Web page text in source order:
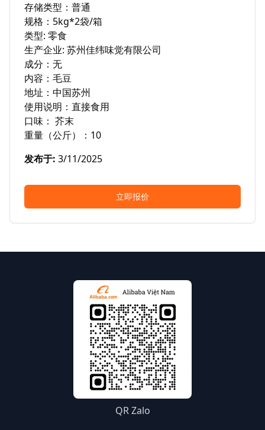
存储类型：普通
规格：5kg*2袋/箱
类型: 零食
生产企业: 苏州佳纬味觉有限公司
成分：无
内容：毛豆
地址：中国苏州
使用说明：直接食用
口味： 芥末
重量（公斤）：10
发布于: 3/11/2025
立即报价
QR Zalo